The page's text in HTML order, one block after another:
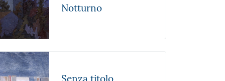
Notturno
Senza titolo